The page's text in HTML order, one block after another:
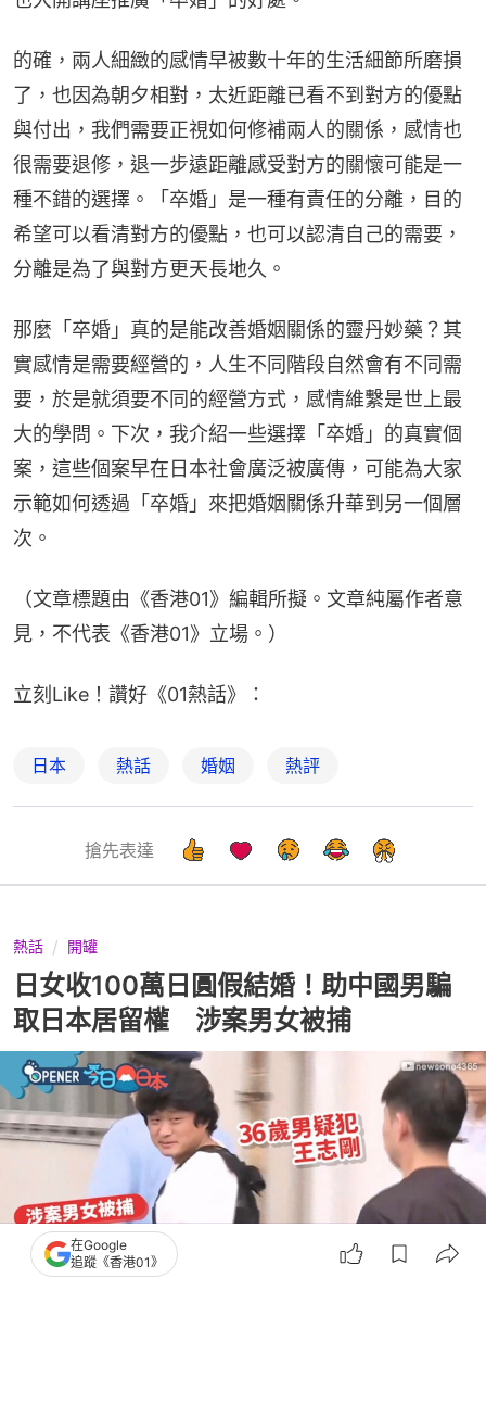
的確，兩人細緻的感情早被數十年的生活細節所磨損
了，也因為朝夕相對，太近距離已看不到對方的優點
與付出，我們需要正視如何修補兩人的關係，感情也
很需要退修，退一步遠距離感受對方的關懷可能是一
種不錯的選擇。「卒婚」是一種有責任的分離，目的
希望可以看清對方的優點，也可以認清自己的需要，
分離是為了與對方更天長地久。
那麼「卒婚」真的是能改善婚姻關係的靈丹妙藥？其
實感情是需要經營的，人生不同階段自然會有不同需
要，於是就須要不同的經營方式，感情維繫是世上最
大的學問。下次，我介紹一些選擇「卒婚」的真實個
案，這些個案早在日本社會廣泛被廣傳，可能為大家
示範如何透過「卒婚」來把婚姻關係升華到另一個層
次。
（文章標題由《香港01》編輯所擬。文章純屬作者意
見，不代表《香港01》立場。）
立刻Like！讚好《01熱話》：
日本 熱話 婚姻 熱評
搶先表達
熱話 開罐
日女收100萬日圓假結婚！助中國男騙
取日本居留權 涉案男女被捕
在Google
追蹤《香港01》